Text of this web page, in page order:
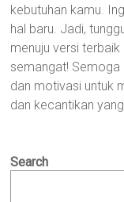
kebutuhan kamu.
hal baru. Jadi,
menuju versi
semangat! Semoga
dan motivasi untuk
dan kecantikan
Search